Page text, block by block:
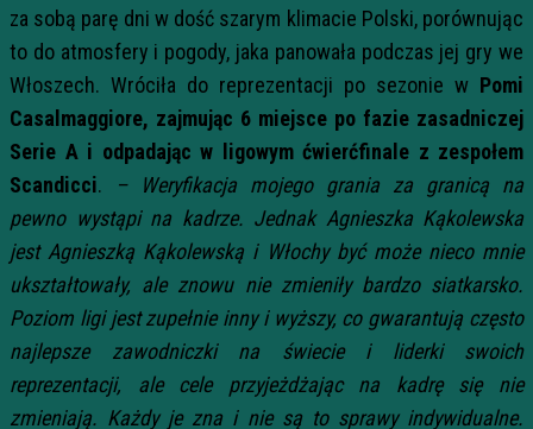
za sobą parę dni w dość szarym klimacie Polski, porównując
to do atmosfery i pogody, jaka panowała podczas jej gry we
Włoszech. Wróciła do reprezentacji po sezonie w Pomi
Casalmaggiore, zajmując 6 miejsce po fazie zasadniczej
Serie A i odpadając w ligowym ćwierćfinale z zespołem
Scandicci.
– Weryfikacja mojego grania za granicą na
pewno wystąpi na kadrze. Jednak Agnieszka Kąkolewska
jest Agnieszką Kąkolewską i Włochy być może nieco mnie
ukształtowały, ale znowu nie zmieniły bardzo siatkarsko.
Poziom ligi jest zupełnie inny i wyższy, co gwarantują często
najlepsze zawodniczki na świecie i liderki swoich
reprezentacji, ale cele przyjeżdżając na kadrę się nie
zmieniają. Każdy je zna i nie są to sprawy indywidualne.